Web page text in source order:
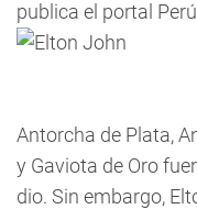
publica el portal
Antorcha de Plata,
y Gaviota de Oro
dio. Sin embargo,